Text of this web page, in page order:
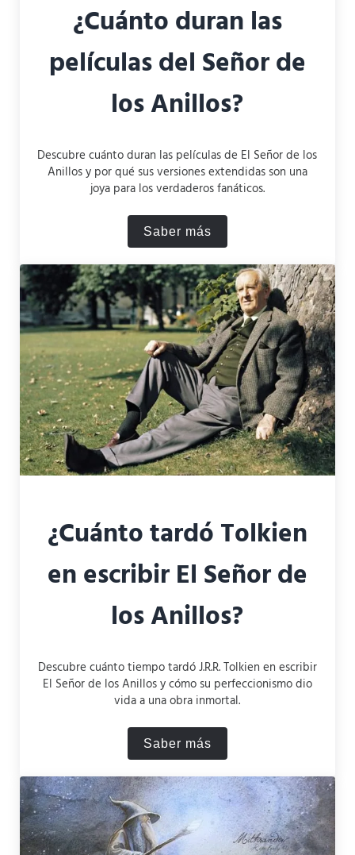
¿Cuánto duran las
películas del Señor de
los Anillos?
Descubre cuánto duran las películas de El Señor de los
Anillos y por qué sus versiones extendidas son una
joya para los verdaderos fanáticos.
Saber más¿Cuánto duran las
¿Cuánto tardó Tolkien
en escribir El Señor de
los Anillos?
Descubre cuánto tiempo tardó J.R.R. Tolkien en escribir
El Señor de los Anillos y cómo su perfeccionismo dio
vida a una obra inmortal.
Saber más¿Cuánto tardó Tolkien en